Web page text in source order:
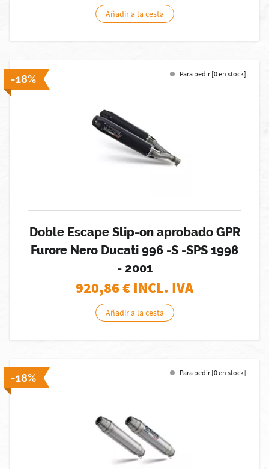
Añadir a la cesta
-18% Para pedir [0 en stock]
Doble Escape Slip-on aprobado GPR
Furore Nero Ducati 996 -S -SPS 1998
- 2001
920,86€ INCL. IVA
Añadir a la cesta
-18% Para pedir [0 en stock]